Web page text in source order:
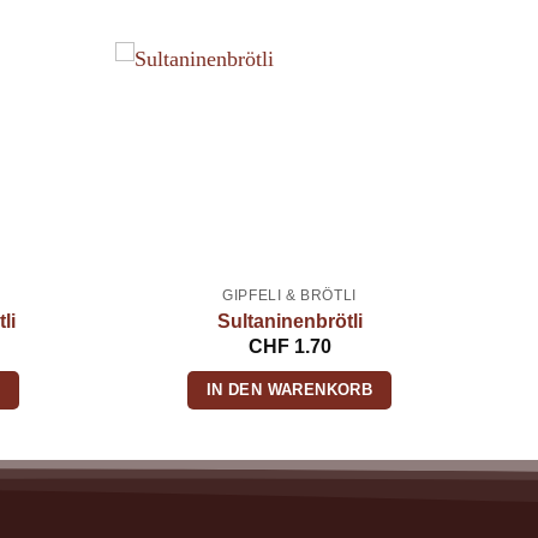
GIPFELI & BRÖTLI
Sultaninenbrötli
CHF1.70
IN DEN WARENKORB